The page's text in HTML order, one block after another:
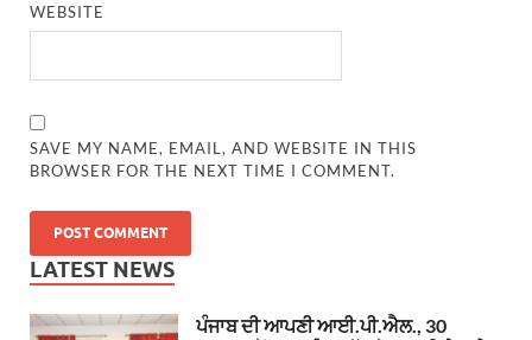
WEBSITE
SAVE MY NAME, EMAIL, AND WEBSITE IN THIS
BROWSER FOR THE NEXT TIME I COMMENT.
LATEST NEWS
ਪੰਜਾਬ ਦੀ ਆਪਣੀ ਆਈ.ਪੀ.ਐਲ., 30